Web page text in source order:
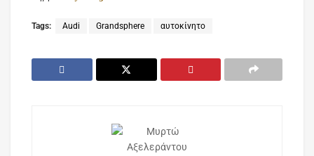
Tags: Audi Grandsphere αυτοκίνητο